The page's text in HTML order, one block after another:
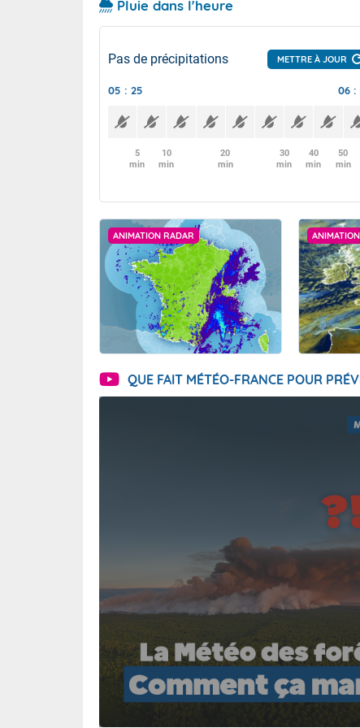
Pluie dans l'heure
Pas de précipitations METTRE À JOUR
05 : 25 06 :
5
min
10
min
20
min
30
min
40
min
50
min
ANIMATION RADAR
QUE FAIT MÉTÉO-FRANCE POUR